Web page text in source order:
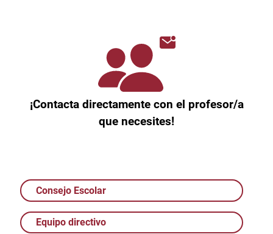
¡Contacta directamente con el profesor/a
que necesites!
Consejo Escolar
Equipo directivo